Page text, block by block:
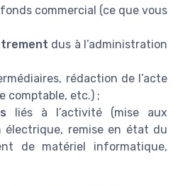
commercial (ce que vous
dus à l’administration
rédaction de l’acte
comptable, etc.) ;
liés à l’activité (mise aux
électrique, remise en état du
de matériel informatique,